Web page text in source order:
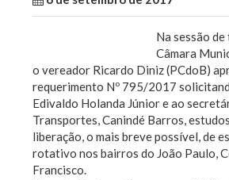
Na sessão
Câmara
o vereador Ricardo Diniz (PCdoB)
requerimento Nº 795/2017
Edivaldo Holanda Júnior e ao
Transportes, Canindé Barros,
liberação, o mais breve possível, de
rotativo nos bairros do João Paulo,
Francisco.